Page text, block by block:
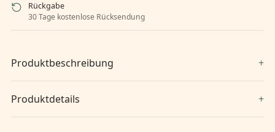
Rückgabe
30 Tage kostenlose Rücksendung
Produktbeschreibung
Produktdetails